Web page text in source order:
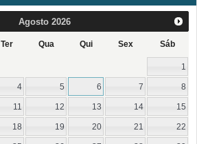
Agosto 2026
Ter Qua Qui Sex Sáb
1
4 5 6 7 8
11 12 13 14 15
18 19 20 21 22